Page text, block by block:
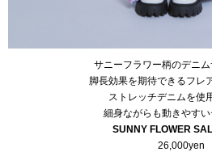
サニーフラワー柄のデニム
脚長効果を期待できるフレ
ストレッチデニムを使
細身ながらも動きやすい
SUNNY FLOWER
26,000yen